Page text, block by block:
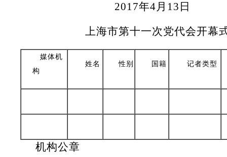
2017年4月13日
上海市第十一次党代会开幕
媒体机
构
姓名 性别 国籍 记者类型
机构公章